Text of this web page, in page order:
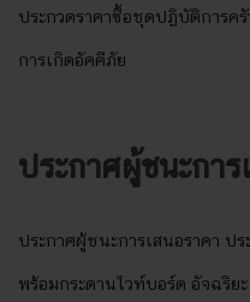
ประกวดราคาซื้อชุดปฏิบัติการค
การเกิดอัคคีภัย
ประกาศผู้ชนะกา
ประกาศผู้ชนะการเสนอราคา ป
พร้อมกระดานไวท์บอร์ด อัจฉริยะ